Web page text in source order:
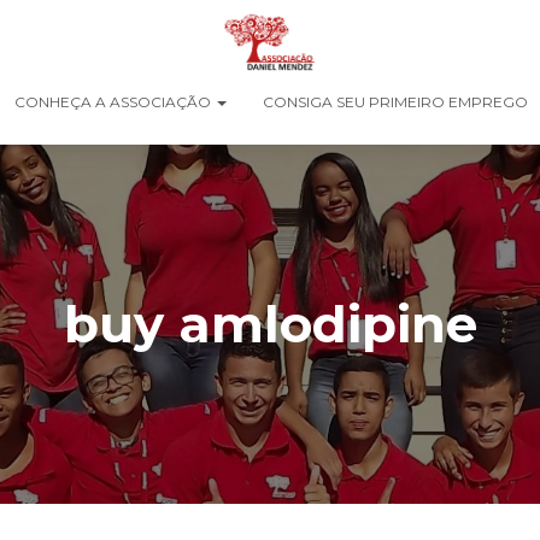
CONHEÇA A ASSOCIAÇÃO CONSIGA SEU PRIMEIRO EMPREGO
buy amlodipine